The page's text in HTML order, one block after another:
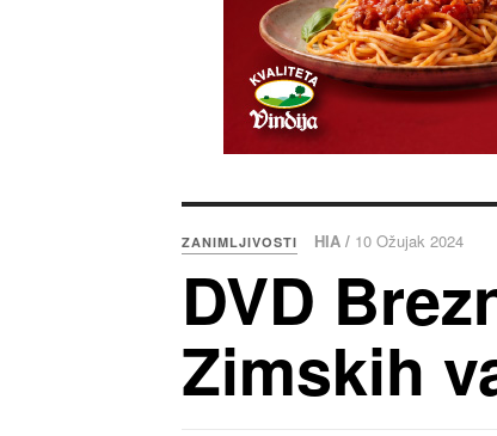
ZANIMLJIVOSTI HIA / 10 Ožujak 2024
DVD
Zimskih